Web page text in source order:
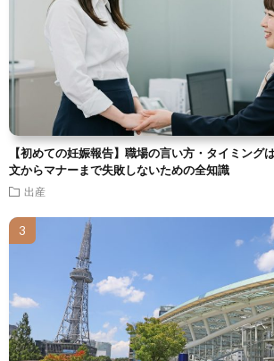
【初めての妊娠報告】職場の言い方・タイミング
文からマナーまで失敗しないための全知識
出産